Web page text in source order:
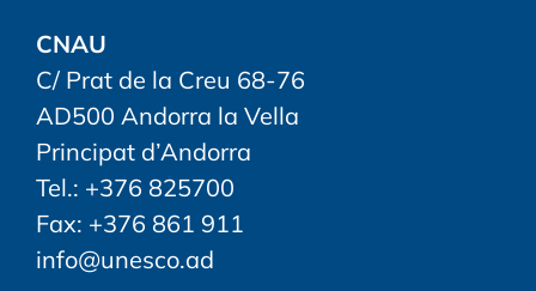
CNAU
C/ Prat de la Creu 68-76
AD500 Andorra la Vella
Principat d’Andorra
Tel.: +376 825700
Fax: +376 861 911
info@unesco.ad